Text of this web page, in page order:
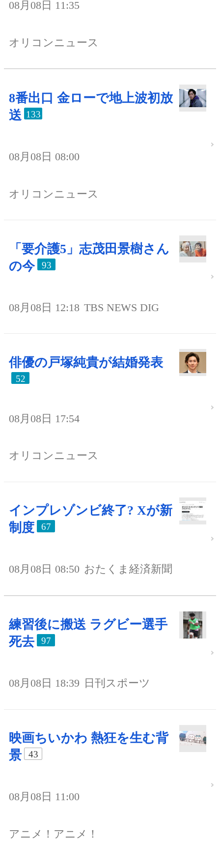
08月08日 11:35
オリコンニュース
8番出口 金ローで地上波初放
送 133
08月08日 08:00
オリコンニュース
「要介護5」志茂田景樹さん
の今
93
08月08日 12:18 TBS NEWS DIG
俳優の戸塚純貴が結婚発表
52
08月08日 17:54
オリコンニュース
インプレゾンビ終了? Xが新
制度
67
08月08日 08:50 おたくま経済新聞
練習後に搬送 ラグビー選手
死去
97
08月08日 18:39 日刊スポーツ
映画ちいかわ 熱狂を生む背
景
43
08月08日 11:00
アニメ！アニメ！